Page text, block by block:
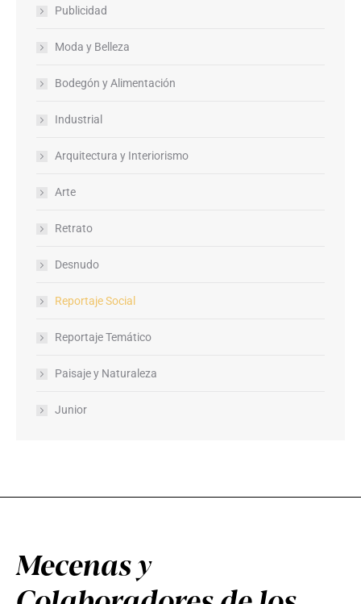
Publicidad
Moda y Belleza
Bodegón y Alimentación
Industrial
Arquitectura y Interiorismo
Arte
Retrato
Desnudo
Reportaje Social
Reportaje Temático
Paisaje y Naturaleza
Junior
Mecenas y